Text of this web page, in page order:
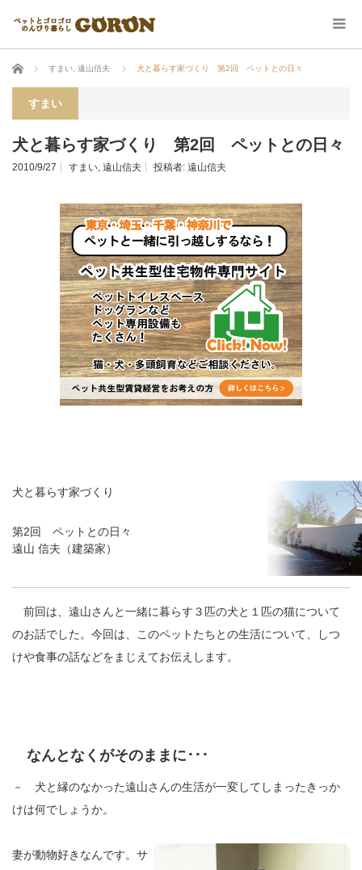
ホーム すまい 遠山信夫 犬と暮らす家づくり 第2回 ペットとの日々
すまい
犬と暮らす家づくり 第2回 ペットとの日々
2010/9/27 すまい, 遠山信夫 投稿者: 遠山信夫
犬と暮らす家づくり
第2回 ペットとの日々
遠山 信夫（建築家）
前回は、遠山さんと一緒に暮らす３匹の犬と１匹の猫について
のお話でした。今回は、このペットたちとの生活について、しつ
けや食事の話などをまじえてお伝えします。
なんとなくがそのままに･･･
－ 犬と縁のなかった遠山さんの生活が一変してしまったきっか
けは何でしょうか。
妻が動物好きなんです。サ